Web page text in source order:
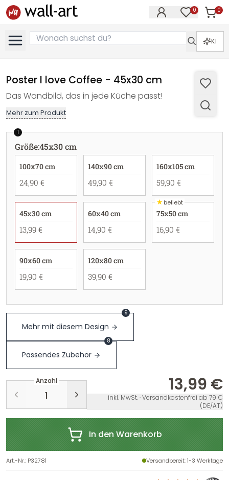
0 0
KI
Poster I love Coffee - 45x30 cm
Das Wandbild, das in jede Küche passt!
Mehr zum Produkt
1
Größe:45x30 cm
100x70 cm
24,90 €
140x90 cm
49,90 €
160x105 cm
59,90 €
45x30 cm
13,99 €
60x40 cm
14,90 €
★beliebt
75x50 cm
16,90 €
90x60 cm
19,90 €
120x80 cm
39,90 €
Mehr mit diesem Design
9
Passendes Zubehör
8
Anzahl 13,99 €
inkl. MwSt. · Versandkostenfrei ab 79 €
(DE/AT)
In den Warenkorb
Art.-Nr.: P32781 Versandbereit: 1-3 Werktage